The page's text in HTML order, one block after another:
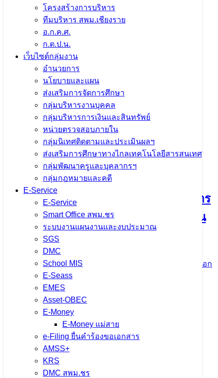
โครงสร้างการบริหาร
ทีมบริหาร สพม.เชียงราย
อ.ก.ค.ศ.
ก.ต.ป.น.
เว็บไซต์กลุ่มงาน
อำนวยการ
นโยบายและแผน
ส่งเสริมการจัดการศึกษา
กลุ่มบริหารงานบุคคล
กลุ่มบริหารการเงินและสินทรัพย์
หน่วยตรวจสอบภายใน
กลุ่มนิเทศติดตามและประเมินผลฯ
ส่งเสริมการศึกษาทางไกลเทคโนโลยีสารสนเทศ
กลุ่มพัฒนาครูและบุคลากรฯ
กลุ่มกฎหมายและคดี
E-Service
E-Service
Smart Office สพม.ชร
ระบบงานแผนงานและงบประมาณ
SGS
DMC
School MIS
E-Seass
EMES
Asset-OBEC
E-Money
E-Money แม่สาย
e-Filing ยื่นคำร้องขอเอกสาร
AMSS+
KRS
DMC สพม.ชร
ร่วมส่งผลงานเพื่อนำเสนอและตีพิมพ์
บทความพัฒนางานวิชาการ
(Proceedings) เผยแพร่ผลงานในระดับ
เขตพื้นที่การศึกษา
9 กันยายน 2024 ข่าวประชาสัมพันธ์ สพม.เชียงราย
ปชส. จาก ใน-นอก
จำนวนผู้ชม: 1,386
สพม.เชียงราย ลงพื้นที่…ทบทวนมาตรการ
ความปลอดภัยของอุปกรณ์ไฟฟ้าในสถาน
ศึกษา ณ โรงเรียนห้วยสักวิทยาคม
28 มิถุนายน 2024 28 มิถุนายน 2024 ปชส. จาก ใน-นอก
จำนวนผู้ชม: 1,415
มิถุนายน 2567 เดือนแห่งการเยี่ยมบ้าน
นักเรียน